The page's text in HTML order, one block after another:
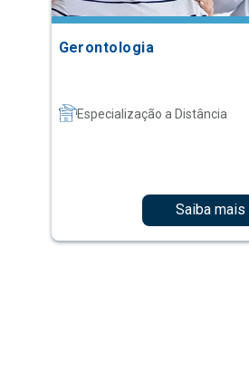
Gerontologia
Especialização a Distância
Saiba mais